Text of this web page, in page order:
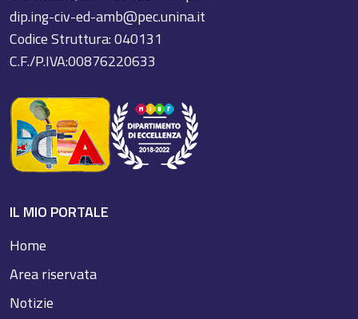
dip.ing-civ-ed-amb@pec.unina.it
Codice Struttura: 040131
C.F./P.IVA:00876220633
IL MIO PORTALE
Home
Area riservata
Notizie